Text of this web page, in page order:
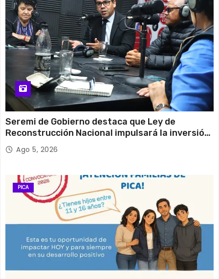
Seremi de Gobierno destaca que Ley de
Reconstrucción Nacional impulsará la inversión
y el empleo en Tarapacá
Ago 5, 2026
PICA